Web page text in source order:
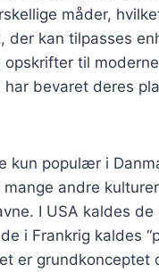
måder,
der kan tilpasses
opskrifter til
har bevaret deres
kun populær i
andre
I USA kaldes de
i Frankrig kaldes
er grundkonceptet